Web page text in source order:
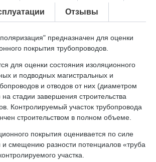
Отзывы
предназначен для оценки
покрытия трубопроводов.
для оценки состояния изоляционного
и подводных магистральных и
и отводов от них (диаметром
стадии завершения строительства
Контролируемый участок трубопровода
строительством в полном объеме.
покрытия оценивается по силе
и смещению разности потенциалов «труба
участка.